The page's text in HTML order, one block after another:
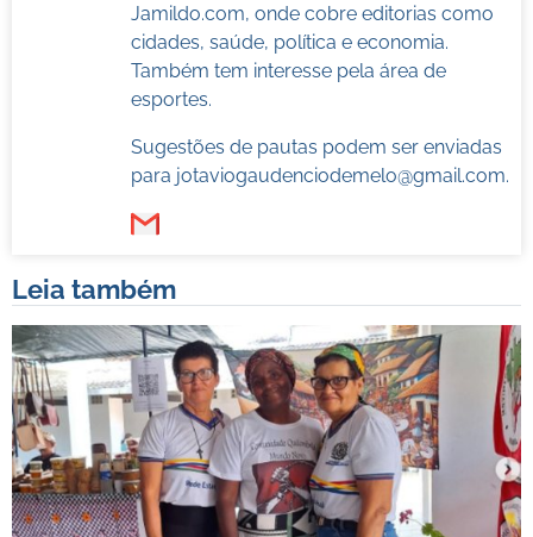
Jamildo.com, onde cobre editorias como
cidades, saúde, política e economia.
Também tem interesse pela área de
esportes.
Sugestões de pautas podem ser enviadas
para jotaviogaudenciodemelo@gmail.com.
Leia também